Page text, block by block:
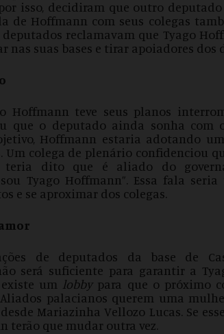
isso, decidiram que outro
de Hoffmann com seus colegas
deputados reclamavam que Tyago
nas suas bases e tirar apoiadores dos
Hoffmann teve seus planos
que o deputado ainda sonha com
Hoffmann estaria adotando
Um colega de plenário confidenciou
teria dito que é aliado do
Tyago Hoffmann”. Essa fala
e se aproximar dos colegas.
de deputados da base de
será suficiente para garantir a
existe um lobbypara que o próximo
palacianos querem uma
Mariazinha Vellozo Lucas. Se esse
terão que mudar outra vez.